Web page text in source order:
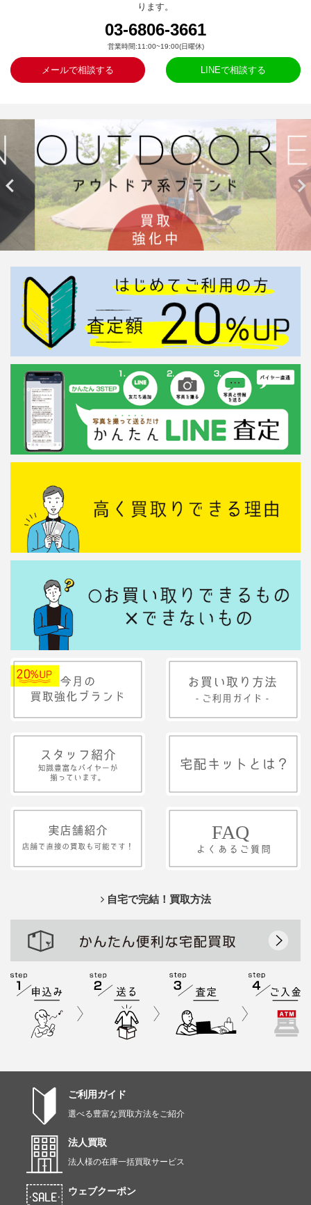
ります。
03-6806-3661
営業時間:11:00~19:00(日曜休)
メールで相談する LINEで相談する
 
自宅で完結！買取方法
ご利用ガイド
選べる豊富な買取方法をご紹介
法人買取
法人様の在庫一括買取サービス
ウェブクーポン